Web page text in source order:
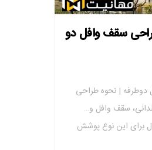
سقف وافل دو
| نحوه طراحی
سقف وافل و…
برای این نوع پوشش
اساس یک اصل هستند.